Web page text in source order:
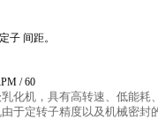
子 间距。
/ 60
化机，具有高转速、低能耗
于定转子精度以及机械密封